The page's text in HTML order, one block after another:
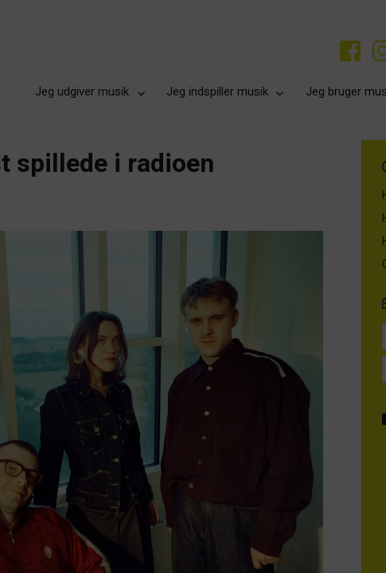
Jeg udgiver musik Jeg indspiller musik Jeg bruger
spillede i radioen